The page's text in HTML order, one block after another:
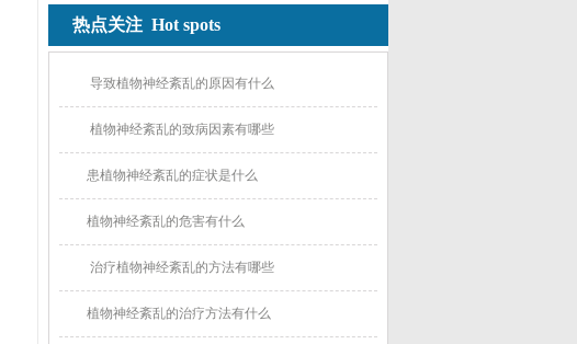
热点关注 Hot spots
导致植物神经紊乱的原因有什么
植物神经紊乱的致病因素有哪些
患植物神经紊乱的症状是什么
植物神经紊乱的危害有什么
治疗植物神经紊乱的方法有哪些
植物神经紊乱的治疗方法有什么